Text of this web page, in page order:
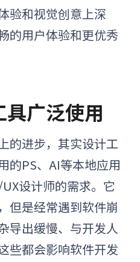
验和视觉创意上深
的用户体验和更优秀
广泛使用
的进步，其实设计工
的PS、AI等本地应用
设计师的需求。 它
但是经常遇到软件崩
导出缓慢、与开发人
些都会影响软件开发